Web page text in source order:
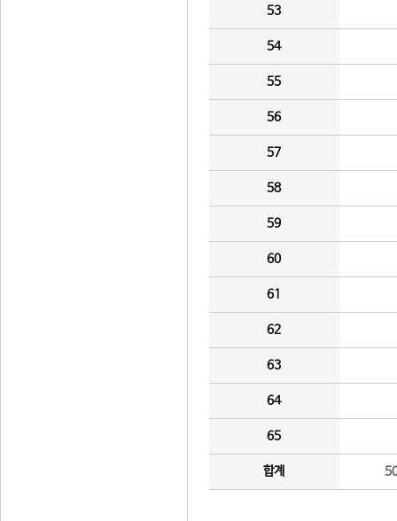
53
54
55
56
57
58
59
60
61
62
63
64
65
합계